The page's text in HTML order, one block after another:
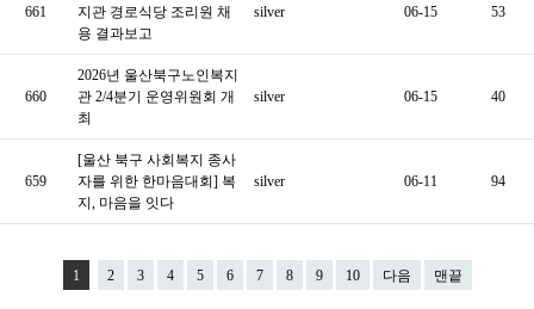
661
지관 경로식당 조리원 채
용 결과보고
silver 06-15 53
660
2026년 울산북구노인복지
관 2/4분기 운영위원회 개
최
silver 06-15 40
659
[울산 북구 사회복지 종사
자를 위한 한마음대회] 복
지, 마음을 잇다
silver 06-11 94
1 2 3 4 5 6 7 8 9 10 다음 맨끝